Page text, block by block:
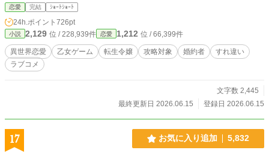
恋愛 完結 ｼｮｰﾄｼｮｰﾄ
24h.ポイント 726pt
小説 2,129 位 / 228,939件 恋愛 1,212 位 / 66,399件
異世界恋愛 乙女ゲーム 転生令嬢 攻略対象 婚約者
すれ違い
ラブコメ
文字数 2,445
最終更新日 2026.06.15
登録日 2026.06.15
17 お気に入り追加 5,832